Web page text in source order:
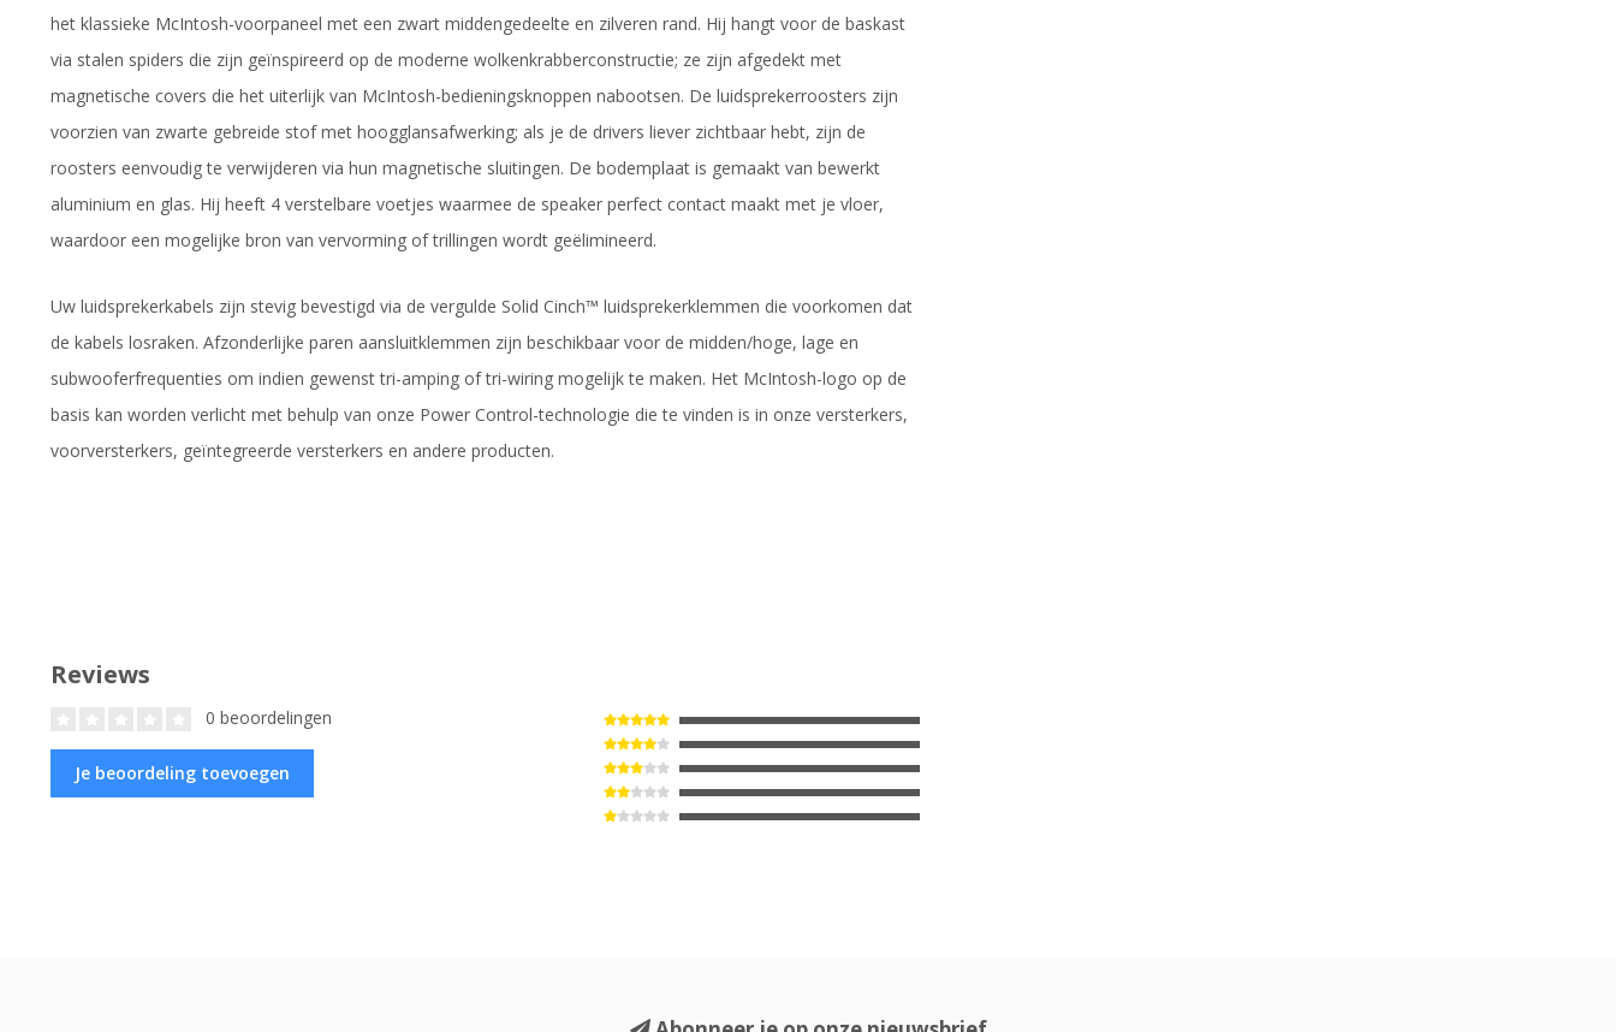
het klassieke McIntosh-voorpaneel met een zwart middengedeelte en zilveren rand. Hij hangt voor de baskast
via stalen spiders die zijn geïnspireerd op de moderne wolkenkrabberconstructie; ze zijn afgedekt met
magnetische covers die het uiterlijk van McIntosh-bedieningsknoppen nabootsen. De luidsprekerroosters zijn
voorzien van zwarte gebreide stof met hoogglansafwerking; als je de drivers liever zichtbaar hebt, zijn de
roosters eenvoudig te verwijderen via hun magnetische sluitingen. De bodemplaat is gemaakt van bewerkt
aluminium en glas. Hij heeft 4 verstelbare voetjes waarmee de speaker perfect contact maakt met je vloer,
waardoor een mogelijke bron van vervorming of trillingen wordt geëlimineerd.
Uw luidsprekerkabels zijn stevig bevestigd via de vergulde Solid Cinch™ luidsprekerklemmen die voorkomen dat
de kabels losraken. Afzonderlijke paren aansluitklemmen zijn beschikbaar voor de midden/hoge, lage en
subwooferfrequenties om indien gewenst tri-amping of tri-wiring mogelijk te maken. Het McIntosh-logo op de
basis kan worden verlicht met behulp van onze Power Control-technologie die te vinden is in onze versterkers,
voorversterkers, geïntegreerde versterkers en andere producten.
Reviews
0 beoordelingen
Je beoordeling toevoegen